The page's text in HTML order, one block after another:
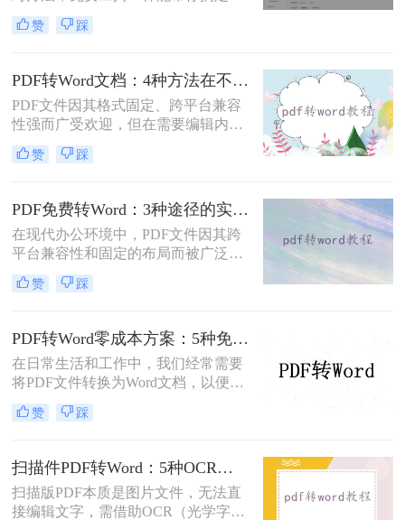
杂排版。“免费的工具转换效果肯定
很差吧？”这是我作为办公软件测评
处理pdf转word时，往往陷入“收费软
件太贵，免费工具怕坑”的两难境
地。那么电脑上怎么把pdf转成word免
费呢？
赞 踩
PDF转Word文档：4种方法在不同文件类型下的转换效果！
PDF文件因其格式固定、跨平台兼容
性强而广受欢迎，但在需要编辑内容
时，将其转换为可编辑的Word文档成
为刚需。那么pdf怎么转换成word文档
法，助您高效完成格式转换。
赞 踩
PDF免费转Word：3种途径的实际费用、限制和效果对比！
在现代办公环境中，PDF文件因其跨
平台兼容性和固定的布局而被广泛使
用。然而，在需要对内容进行编辑
时，我们往往需要将其转换为Word文
呢？本文将介绍三种常用的免费方法
来实现这一目标。
赞 踩
PDF转Word零成本方案：5种免费路径的适用边界和效果评估！
在日常生活和工作中，我们经常需要
将PDF文件转换为Word文档，以便进
行编辑、修改或进一步处理。然而，
市面上许多PDF转Word工具都需要付
钱呢？本文将介绍几种不花钱的常用
方法，帮助您轻松实现PDF到Word的
转换。
赞 踩
扫描件PDF转Word：5种OCR方案的识别精度和速度对比！
扫描版PDF本质是图片文件，无法直
接编辑文字，需借助OCR（光学字符